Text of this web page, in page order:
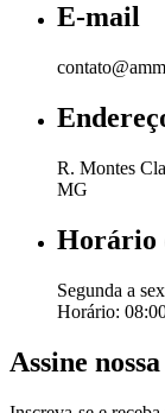
E-mail
R. Montes
MG
Horário
Segunda a
Horário:
Assine